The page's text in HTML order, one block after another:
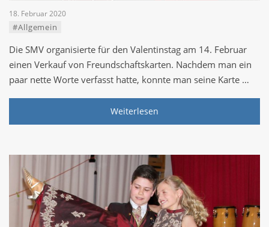
18. Februar 2020
#Allgemein
Die SMV organisierte für den Valentinstag am 14. Februar
einen Verkauf von Freundschaftskarten. Nachdem man ein
paar nette Worte verfasst hatte, konnte man seine Karte …
Weiterlesen